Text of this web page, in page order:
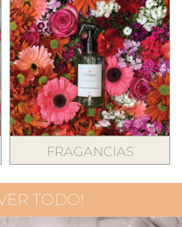
FRAGANCIAS
TODO!